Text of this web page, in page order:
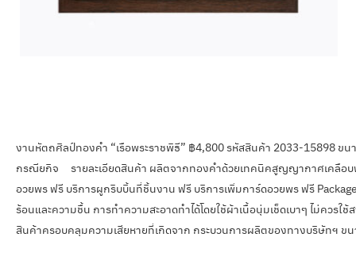
งานหัตถศิลป์ทองคำ “เรือพระราชพิธี” ฿4,800 รหัสสินค้า 2033-15898 ขน
กรณียกิจ รายละเอียดสินค้า ผลิตจากทองคำด้วยเทคนิคสูญญากาศเคลือบ
อวยพร ฟรี บริการผูกริบบิ้นที่ชิ้นงาน ฟรี บริการเพิ่มการ์ดอวยพร ฟรี
ร้อนและความชื้น การทำความสะอาดทำได้โดยใช้ผ้าเนื้อนุ่มเช็ดเบาๆ ไม่ควร
สินค้าครอบคลุมความเสียหายที่เกิดจาก กระบวนการผลิตของทางบริษัทฯ ข